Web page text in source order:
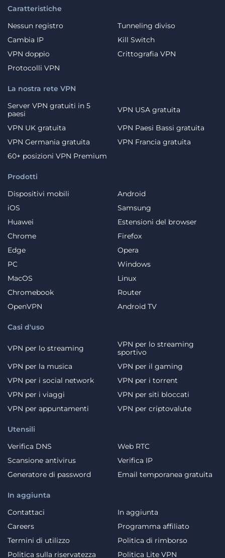
Caratteristiche
Nessun registro
Tunneling diviso
Cambia IP
Kill Switch
VPN doppio
Crittografia VPN
Protocolli VPN
Prodotti
Dispositivi mobili
Android
iOS
Samsung
Huawei
Estensioni del browser
Chrome
Firefox
Edge
Opera
PC
Windows
MacOS
Linux
Chromebook
Router
OpenVPN
Android TV
Casi d'uso
VPN per lo streaming
VPN per lo streaming
sportivo
VPN per la musica
VPN per il gaming
VPN per i social network
VPN per i torrent
VPN per i viaggi
VPN per siti bloccati
VPN per appuntamenti
VPN per criptovalute
In aggiunta
Contattaci
In aggiunta
Careers
Programma affiliato
Termini di utilizzo
Politica di rimborso
Politica sulla riservatezza
Politica Lite VPN
La nostra rete VPN
Server VPN gratuiti in 5
paesi
VPN USA gratuita
VPN UK gratuita
VPN Paesi Bassi gratuita
VPN Germania gratuita
VPN Francia gratuita
60+ posizioni VPN Premium
Utensili
Verifica DNS
Web RTC
Scansione antivirus
Verifica IP
Generatore di password
Email temporanea gratuita